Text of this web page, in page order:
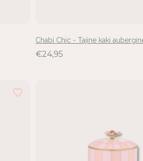
Chabi Chic - Tajine kaki
€24,95